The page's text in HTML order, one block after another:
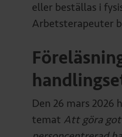
eller beställas i
Arbetsterapeuter
Den 26 mars
temat Att göra